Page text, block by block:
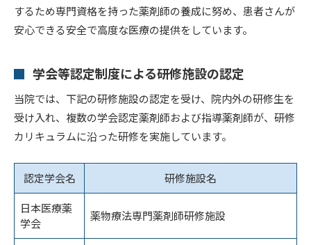
するため専門資格を持った薬剤師の養成に努め、患者さんが
安心できる安全で高度な医療の提供をしています。
学会等認定制度による研修施設の認定
当院では、下記の研修施設の認定を受け、院内外の研修生を
受け入れ、複数の学会認定薬剤師および指導薬剤師が、研修
カリキュラムに沿った研修を実施しています。
認定学会名 研修施設名
日本医療薬
学会
薬物療法専門薬剤師研修施設